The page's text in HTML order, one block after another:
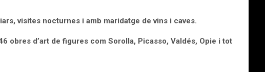
visites nocturnes i amb maridatge de vins i caves.
obres d’art de figures com Sorolla, Picasso, Valdés, Opie i tot